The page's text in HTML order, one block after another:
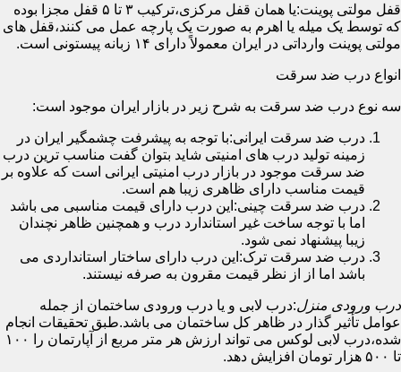
قفل مولتی پوینت:یا همان قفل مرکزی،ترکیب ۳ تا ۵ قفل مجزا بوده
که توسط یک میله یا اهرم به صورت یک پارچه عمل می کنند،قفل های
مولتی پوینت وارداتی در ایران معمولاً دارای ۱۴ زبانه پیستونی است.
انواع درب ضد سرقت
سه نوع درب ضد سرقت به شرح زیر در بازار ایران موجود است:
درب ضد سرقت ایرانی:با توجه به پیشرفت چشمگیر ایران در
زمینه تولید درب های امنیتی شاید بتوان گفت مناسب ترین درب
ضد سرقت موجود در بازار درب امنیتی ایرانی است که علاوه بر
قیمت مناسب دارای ظاهری زیبا هم است.
درب ضد سرقت چینی:این درب دارای قیمت مناسبی می باشد
اما با توجه ساخت غیر استاندارد درب و همچنین ظاهر نچندان
زیبا پیشنهاد نمی شود.
درب ضد سرقت ترک:این درب دارای ساختار استانداردی می
باشد اما از از نظر قیمت مقرون به صرفه نیستند.
درب ورودی منزل:درب لابی و یا درب ورودی ساختمان از جمله
عوامل تأثیر گذار در ظاهر کل ساختمان می باشد.طبق تحقیقات انجام
شده،درب لابی لوکس می تواند ارزش هر متر مربع از آپارتمان را ۱۰۰
تا ۵۰۰ هزار تومان افزایش دهد.